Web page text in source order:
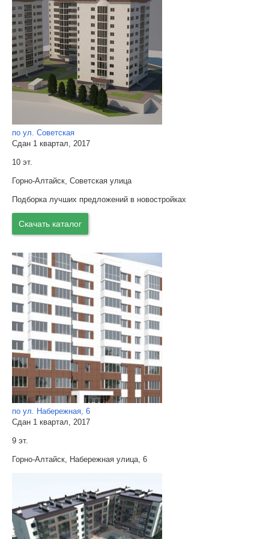
по ул. Советская
Сдан 1 квартал, 2017
10 эт.
Горно-Алтайск, Советская улица
Подборка лучших предложений в новостройках
Скачать каталог
по ул. Набережная, 6
Сдан 1 квартал, 2017
9 эт.
Горно-Алтайск, Набережная улица, 6